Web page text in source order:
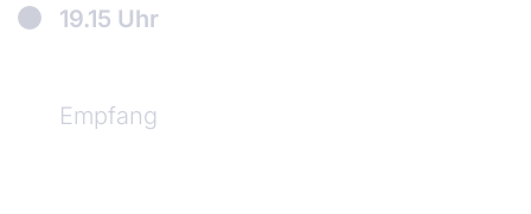
19.15 Uhr
Empfang